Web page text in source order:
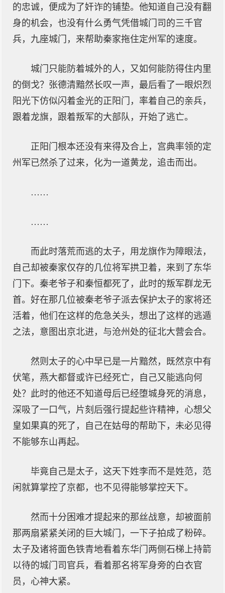
的忠诚，便成为了奸诈的铺垫。他知道自己没有翻
身的机会，也没有什么勇气凭借城门司的三千官
兵，九座城门，来帮助秦家拖住定州军的速度。
城门只能防着城外的人，又如何能防得住内里
的倒戈？张德清黯然长叹一声，最后看了一眼炽烈
阳光下仿似闪着金光的正阳门，率着自己的亲兵，
跟着龙旗，跟着叛军的大部队，开始了逃亡。
正阳门根本还没有来得及合上，宫典率领的定
州军已然杀了过来，化为一道黄龙，追击而出。
……
……
而此时落荒而逃的太子，用龙旗作为障眼法，
自己却被秦家仅存的几位将军拱卫着，来到了东华
门下。秦老爷子和秦恒都死了，此时的叛军群龙无
首。好在那几位被秦老爷子派去保护太子的家将还
活着，他们在这样的危急关头，想出了这样的逃遁
之法，意图出京北进，与沧州处的征北大营会合。
然则太子的心中早已是一片黯然，既然京中有
伏笔，燕大都督或许已经死亡，自己又能逃向何
处？此时的他还不知道母后已经堕城身死的消息，
深吸了一口气，片刻后强行提起些许精神，心想父
皇如果真的死了，自己在姑母的帮助下，未必见得
不能够东山再起。
毕竟自己是太子，这天下姓李而不是姓范，范
闲就算掌控了京都，也不见得能够掌控天下。
然而十分困难才提起来的那丝战意，却被面前
那两扇紧紧关闭的巨大城门，一下子拍成了粉碎。
太子及诸将面色铁青地看着东华门两侧石梯上持箭
以待的城门司官兵，看着那名将军身旁的白衣官
员，心神大紧。